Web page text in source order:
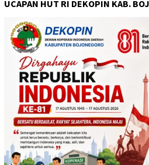
UCAPAN HUT RI DEKOPIN KAB.